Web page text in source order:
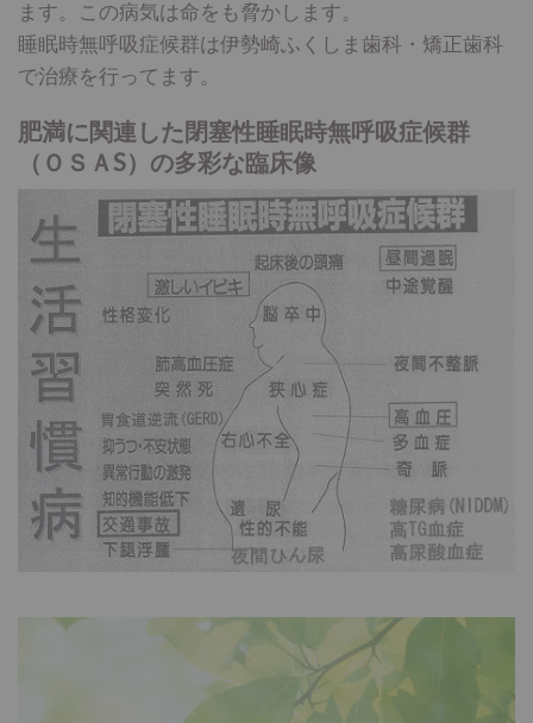
ます。この病気は命をも脅かします。
睡眠時無呼吸症候群は伊勢崎ふくしま歯科・矯正歯科
で治療を行ってます。
肥満に関連した閉塞性睡眠時無呼吸症候群
（ＯＳＡS）の多彩な臨床像